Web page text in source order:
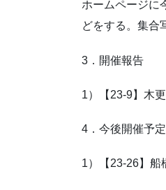
ホームページに
どをする。集合
3．開催報告
1）【23-9】木
4．今後開催予
1）【23-26】